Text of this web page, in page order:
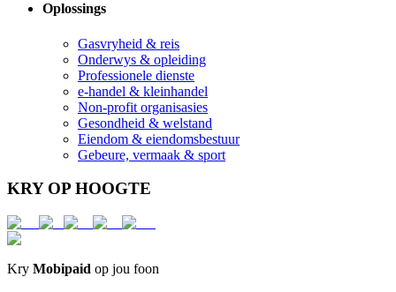
Oplossings
Gasvryheid & reis
Onderwys & opleiding
Professionele dienste
e-handel & kleinhandel
Non-profit organisasies
Gesondheid & welstand
Eiendom & eiendomsbestuur
Gebeure, vermaak & sport
KRY OP HOOGTE
Kry Mobipaid op jou foon